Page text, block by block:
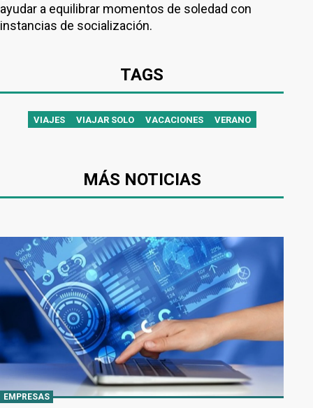
ayudar a equilibrar momentos de soledad con
instancias de socialización.
TAGS
VIAJES VIAJAR SOLO VACACIONES VERANO
MÁS NOTICIAS
EMPRESAS